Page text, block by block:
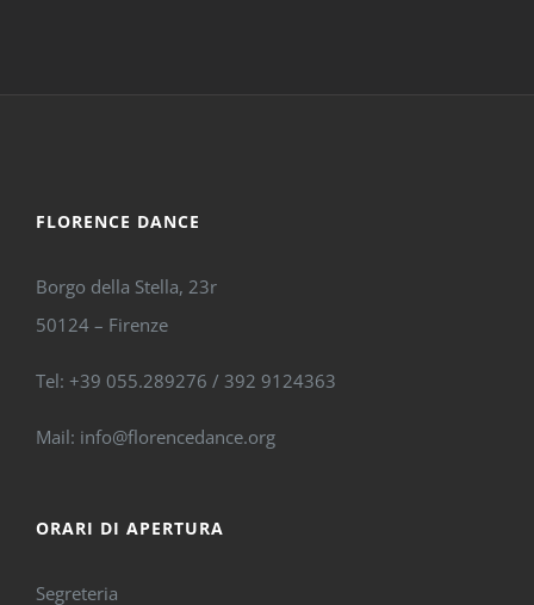
FLORENCE DANCE
Borgo della Stella, 23r
50124 – Firenze
Tel: +39 055.289276 / 392 9124363
Mail: info@florencedance.org
ORARI DI APERTURA
Segreteria